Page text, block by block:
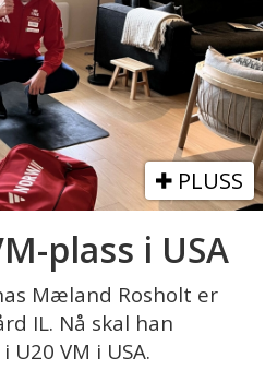
PLUSS
plass i USA
Mæland Rosholt er
IL. Nå skal han
VM i USA.